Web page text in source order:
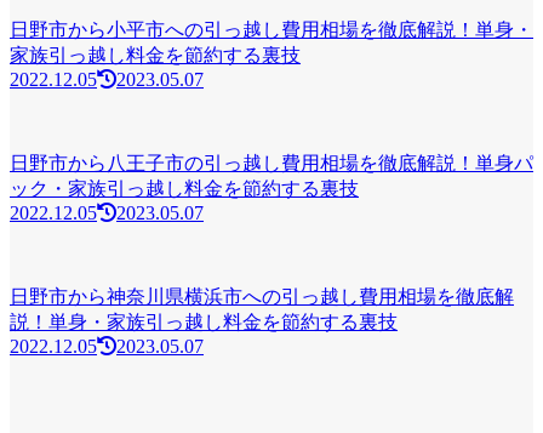
日野市から小平市への引っ越し費用相場を徹底解説！単身・
家族引っ越し料金を節約する裏技
2022.12.05
2023.05.07
日野市から八王子市の引っ越し費用相場を徹底解説！単身パ
ック・家族引っ越し料金を節約する裏技
2022.12.05
2023.05.07
日野市から神奈川県横浜市への引っ越し費用相場を徹底解
説！単身・家族引っ越し料金を節約する裏技
2022.12.05
2023.05.07